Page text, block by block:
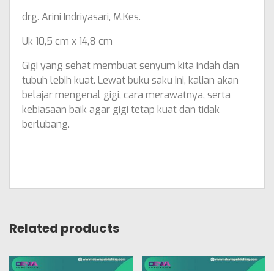
drg. Arini Indriyasari, M.Kes.
Uk 10,5 cm x 14,8 cm
Gigi yang sehat membuat senyum kita indah dan
tubuh lebih kuat. Lewat buku saku ini, kalian akan
belajar mengenal gigi, cara merawatnya, serta
kebiasaan baik agar gigi tetap kuat dan tidak
berlubang.
Related products